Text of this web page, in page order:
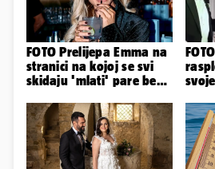
FOTO Prelijepa Emma na
stranici na kojoj se svi
skidaju 'mlati' pare bez